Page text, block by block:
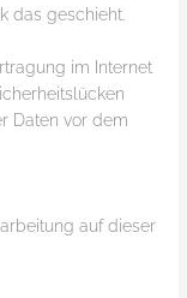
das geschieht.
im Internet
Daten vor dem
auf dieser